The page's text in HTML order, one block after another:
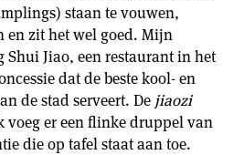
staan te vouwen,
en zit het wel goed. Mijn
Shui Jiao, een restaurant in het
dat de beste kool- en
de stad serveert. De jiaozi
er een flinke druppel van
die op tafel staat aan toe.